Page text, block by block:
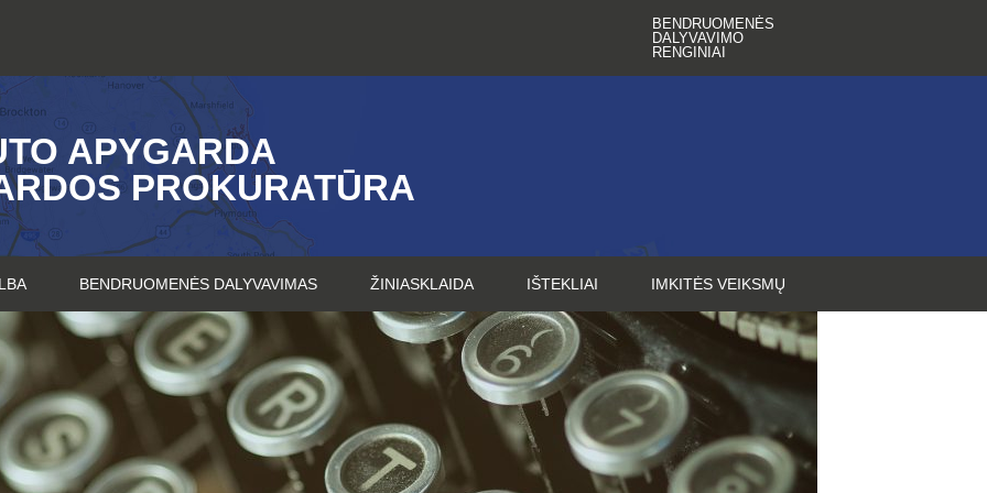
BENDRUOMENĖS
DALYVAVIMO
RENGINIAI
APYGARDA
PROKURATŪRA
BENDRUOMENĖS DALYVAVIMAS ŽINIASKLAIDA IŠTEKLIAI IMKITĖS VEIKSMŲ